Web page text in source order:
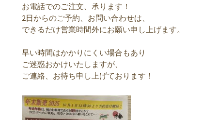
お電話でのご注文、承ります！
2日からのご予約、お問い合わせは、
できるだけ営業時間外にお願い申し上げます。
早い時間はかかりにくい場合もあり
ご迷惑おかけいたしますが、
ご連絡、お待ち申し上げております！